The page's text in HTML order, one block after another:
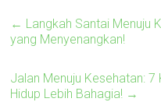
← Langkah Santai Menuju
yang Menyenangkan!
Jalan Menuju Kesehatan:
Hidup Lebih Bahagia! →